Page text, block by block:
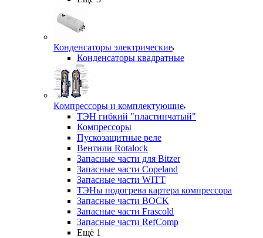
Конденсаторы электрические
Конденсаторы квадратные
Компрессоры и комплектующие
ТЭН гибкий "пластинчатый"
Компрессоры
Пускозащитные реле
Вентили Rotalock
Запасные части для Bitzer
Запасные части Copeland
Запасные части WITT
ТЭНы подогрева картера компрессора
Запасные части BOCK
Запасные части Frascold
Запасные части RefComp
Ещё 1